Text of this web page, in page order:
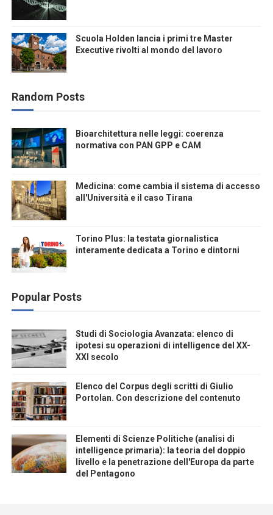
Scuola Holden lancia i primi tre Master
Executive rivolti al mondo del lavoro
Random Posts
Bioarchitettura nelle leggi: coerenza
normativa con PAN GPP e CAM
Medicina: come cambia il sistema di accesso
all'Università e il caso Tirana
Torino Plus: la testata giornalistica
interamente dedicata a Torino e dintorni
Popular Posts
Studi di Sociologia Avanzata: elenco di
ipotesi su operazioni di intelligence del XX-
XXI secolo
Elenco del Corpus degli scritti di Giulio
Portolan. Con descrizione del contenuto
Elementi di Scienze Politiche (analisi di
intelligence primaria): la teoria del doppio
livello e la penetrazione dell'Europa da parte
del Pentagono